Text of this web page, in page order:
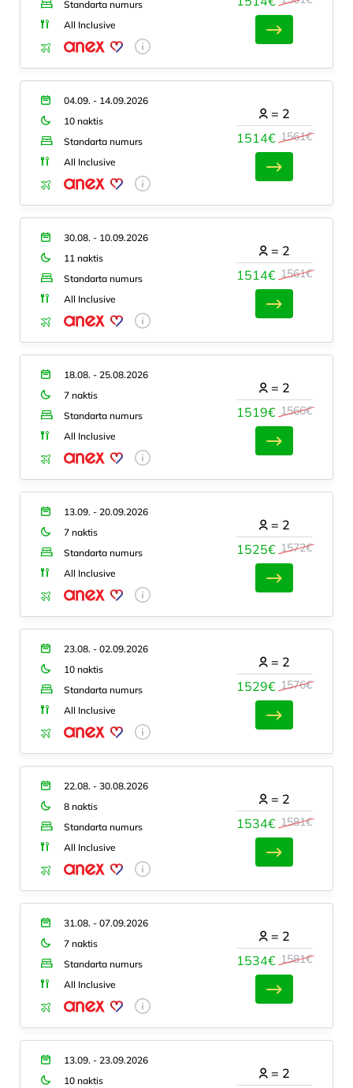
Standarta numurs
All Inclusive
04.09. - 14.09.2026
10 naktis
Standarta numurs
All Inclusive
1514€ 1561€
= 2
30.08. - 10.09.2026
11 naktis
Standarta numurs
All Inclusive
1514€ 1561€
= 2
18.08. - 25.08.2026
7 naktis
Standarta numurs
All Inclusive
1519€ 1566€
= 2
13.09. - 20.09.2026
7 naktis
Standarta numurs
All Inclusive
1525€ 1572€
= 2
23.08. - 02.09.2026
10 naktis
Standarta numurs
All Inclusive
1529€ 1576€
= 2
22.08. - 30.08.2026
8 naktis
Standarta numurs
All Inclusive
1534€ 1581€
= 2
31.08. - 07.09.2026
7 naktis
Standarta numurs
All Inclusive
1534€ 1581€
= 2
13.09. - 23.09.2026
10 naktis
= 2